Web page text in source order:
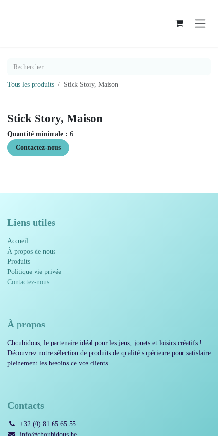
Tous les produits Stick Story, Maison
Stick Story, Maison
Quantité minimale :
Contactez-nous
Liens utiles
Accueil
À propos de nous
Produits
Politique vie privée​​
Contactez-nous
À propos
Choubidous, le partenaire idéal pour les jeux, jouets et loisirs
créatifs ! Découvrez notre sélection de produits de qualité
supérieure pour satisfaire pleinement les besoins de vos
+32 (0) 81 65 65 55